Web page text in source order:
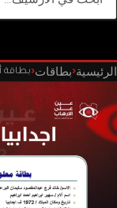
الرئيسية‹بطاقات‹